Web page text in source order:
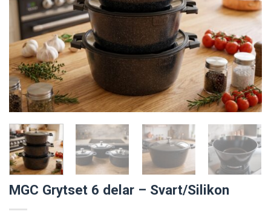
MGC Grytset 6 delar – Svart/Silikon